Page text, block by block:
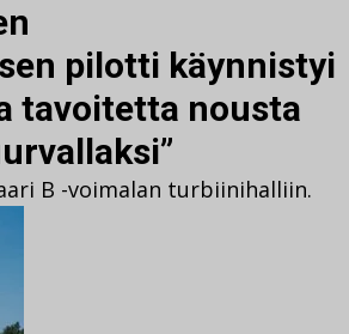
pilotti käynnistyi
tavoitetta nousta
B -voimalan turbiinihalliin.